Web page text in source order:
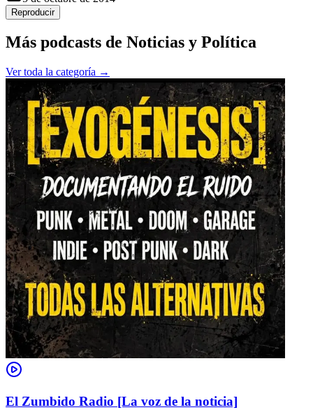
Reproducir
Más podcasts de Noticias y Política
Ver toda la categoría →
El Zumbido Radio [La voz de la noticia]